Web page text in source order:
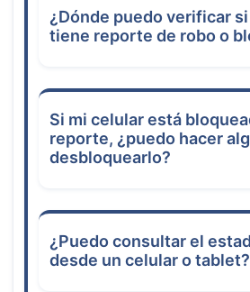
¿Dónde puedo verificar si
tiene reporte de robo o
Si mi celular está
reporte, ¿puedo hacer
desbloquearlo?
¿Puedo consultar el
desde un celular o tablet?